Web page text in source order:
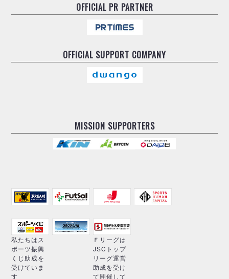
OFFICIALPR PARTNER
OFFICIAL SUPPORT COMPANY
MISSION SUPPORTERS
私たちはス
ポーツ振興
くじ助成を
受けていま
す
Ｆリーグは
JSCトップ
リーグ運営
助成を受け
て開催して